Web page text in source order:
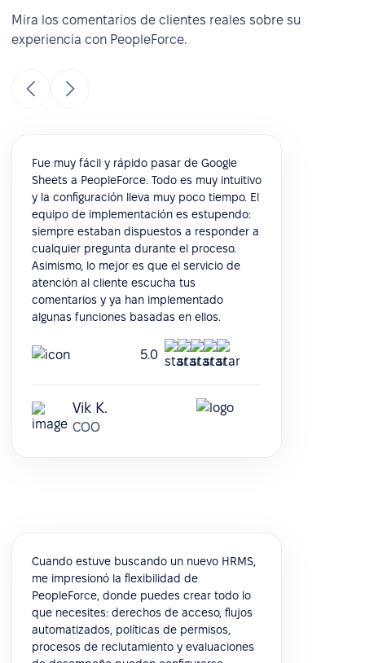
Mira los comentarios de clientes reales sobre su
experiencia con PeopleForce.
Fue muy fácil y rápido pasar de Google
Sheets a PeopleForce. Todo es muy intuitivo
y la configuración lleva muy poco tiempo. El
equipo de implementación es estupendo:
siempre estaban dispuestos a responder a
cualquier pregunta durante el proceso.
Asimismo, lo mejor es que el servicio de
atención al cliente escucha tus
comentarios y ya han implementado
algunas funciones basadas en ellos.
5.0
Vik K.
COO
Cuando estuve buscando un nuevo HRMS,
me impresionó la flexibilidad de
PeopleForce, donde puedes crear todo lo
que necesites: derechos de acceso, flujos
automatizados, políticas de permisos,
procesos de reclutamiento y evaluaciones